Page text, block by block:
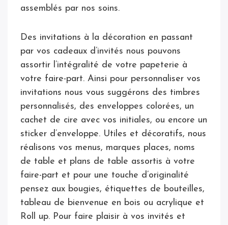
assemblés par nos soins.
Des invitations à la décoration en passant
par vos cadeaux d’invités nous pouvons
assortir l’intégralité de votre papeterie à
votre faire-part. Ainsi pour personnaliser vos
invitations nous vous suggérons des timbres
personnalisés, des enveloppes colorées, un
cachet de cire avec vos initiales, ou encore un
sticker d’enveloppe. Utiles et décoratifs, nous
réalisons vos menus, marques places, noms
de table et plans de table assortis à votre
faire-part et pour une touche d’originalité
pensez aux bougies, étiquettes de bouteilles,
tableau de bienvenue en bois ou acrylique et
Roll up. Pour faire plaisir à vos invités et